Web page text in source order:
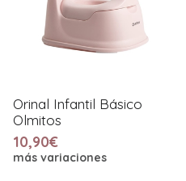
Orinal Infantil Básico
Olmitos
10,90€
más variaciones